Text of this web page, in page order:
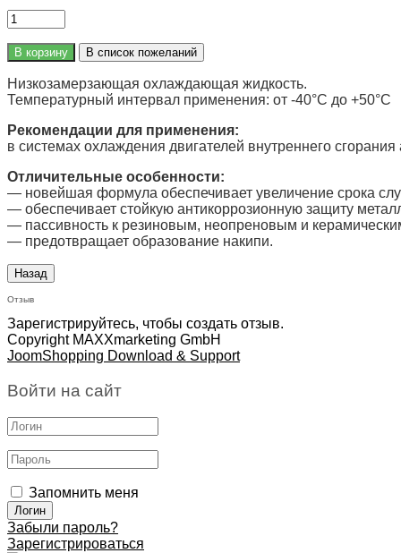
Низкозамерзающая охлаждающая жидкость.
Температурный интервал применения: от -40°C до +50°C
Рекомендации для применения:
в системах охлаждения двигателей внутреннего
Отличительные особенности:
— новейшая формула обеспечивает увеличение срока
— обеспечивает стойкую антикоррозионную защиту
— пассивность к резиновым, неопреновым и
— предотвращает образование накипи.
Отзыв
Зарегистрируйтесь, чтобы создать отзыв.
Copyright MAXXmarketing GmbH
JoomShopping Download & Support
Войти на сайт
Запомнить меня
Забыли пароль?
Зарегистрироваться